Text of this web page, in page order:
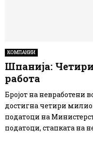
КОМПАНИИ
Шпанија:
работа
Бројот на невработени
достигна четири
податоци на
податоци, стапката на